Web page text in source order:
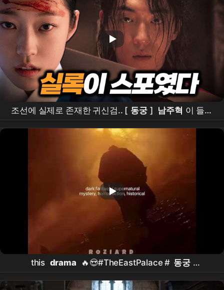
조선에 실제로 존재한 귀신검.. [ 동궁 ] 남주혁 이 들었
다ㄷㄷ
this drama 🔥😍#TheEastPalace # 동궁
#NamJooHyuk # 남주혁 #RohYoonSeo # 노윤서
#kdrama #shorts #foryou #fyp